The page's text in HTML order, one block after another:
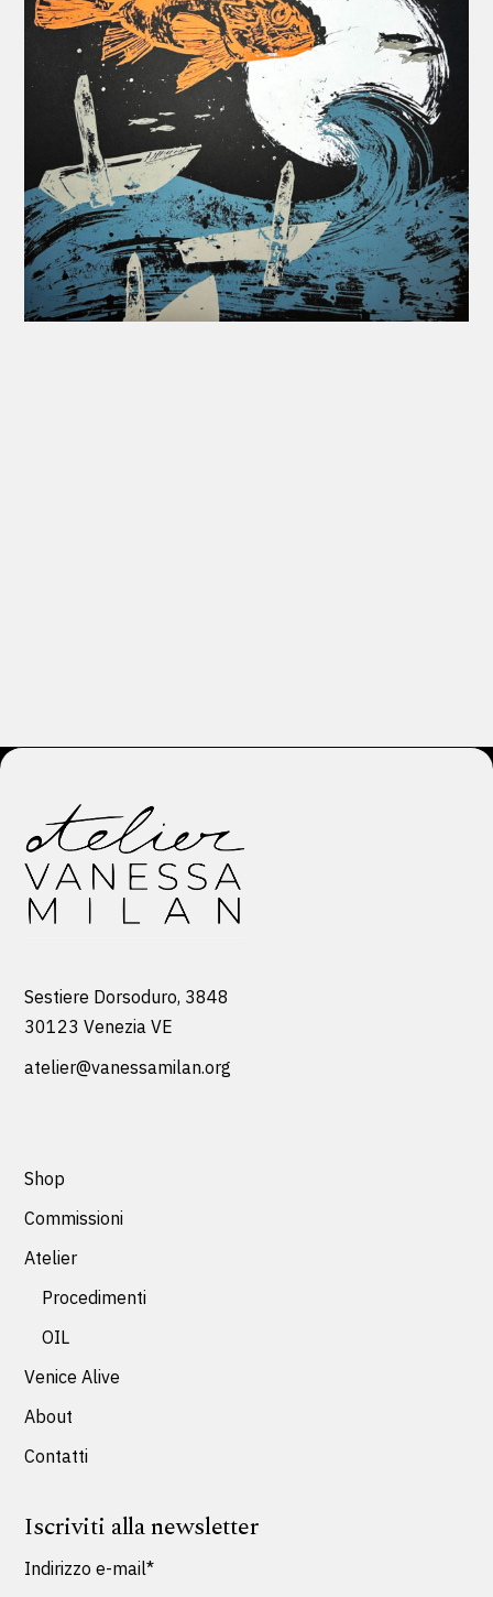
Sestiere Dorsoduro, 3848
30123 Venezia VE
atelier@vanessamilan.org
Shop
Commissioni
Atelier
Procedimenti
OIL
Venice Alive
About
Contatti
Iscriviti alla newsletter
Indirizzo e-mail*